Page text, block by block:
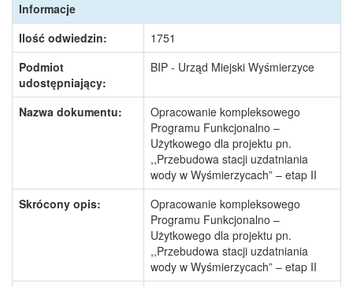
Informacje
Ilość odwiedzin:
1751
Podmiot
udostępniający:
BIP - Urząd Miejski Wyśmierzyce
Nazwa dokumentu:
Opracowanie kompleksowego
Programu Funkcjonalno –
Użytkowego dla projektu pn.
,,Przebudowa stacji uzdatniania
wody w Wyśmierzycach” – etap II
Skrócony opis:
Opracowanie kompleksowego
Programu Funkcjonalno –
Użytkowego dla projektu pn.
,,Przebudowa stacji uzdatniania
wody w Wyśmierzycach” – etap II